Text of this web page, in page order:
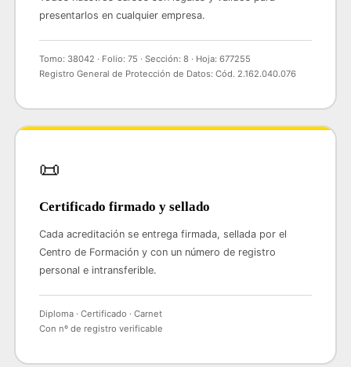
presentarlos en cualquier empresa.
Tomo: 38042 · Folio: 75 · Sección: 8 · Hoja: 677255
Registro General de Protección de Datos: Cód. 2.162.040.076
📜
Certificado firmado y sellado
Cada acreditación se entrega firmada, sellada por el
Centro de Formación y con un número de registro
personal e intransferible.
Diploma · Certificado · Carnet
Con nº de registro verificable